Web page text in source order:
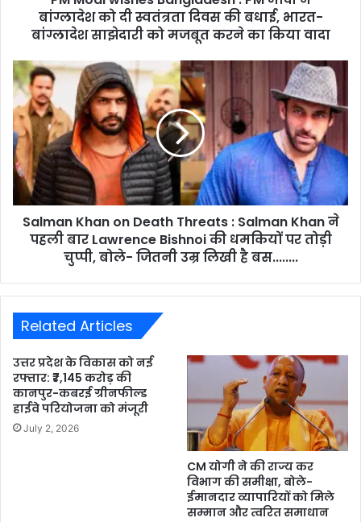
बांग्लादेश को दी स्वतंत्रता दिवस की बधाई, भारत-
बांग्लादेश साझेदारी को मजबूत करने का किया वादा
Salman Khan on Death Threats : Salman Khan ने
पहली बार Lawrence Bishnoi की धमकियों पर तोड़ी
चुप्पी, बोले- जितनी उम्र लिखी है बस........
Related Articles
उत्तर प्रदेश के विकास को नई
रफ्तार: ₹7,145 करोड़ की
कानपुर-कबरई ग्रीनफील्ड
हाईवे परियोजना को मंजूरी
July 2, 2026
CM योगी ने की राज्य कर
विभाग की समीक्षा, बोले-
ईमानदार व्यापारियों को मिले
सम्मान और त्वरित समाधान